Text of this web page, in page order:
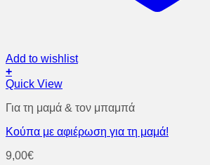
Add to wishlist
+
Quick View
Για τη μαμά & τον μπαμπά
Κούπα με αφιέρωση για τη μαμά!
9,00€